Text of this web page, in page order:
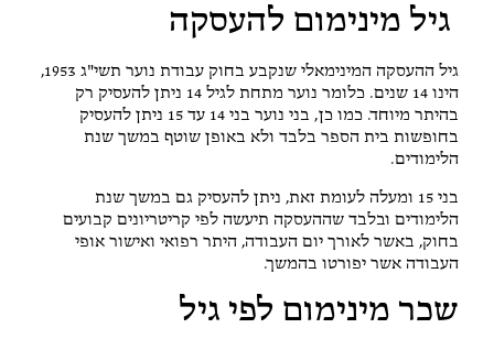
גיל מינימום להעסקה
גיל ההעסקה המינימאלי שנקבע בחוק עבודת נוער תשי"ג 1953,
הינו 14 שנים. כלומר נוער מתחת לגיל 14 ניתן להעסיק רק
בהיתר מיוחד. כמו כן, בני נוער בני 14 עד 15 ניתן להעסיק
בחופשות בית הספר בלבד ולא באופן שוטף במשך שנת
הלימודים.
בני 15 ומעלה לעומת זאת, ניתן להעסיק גם במשך שנת
הלימודים ובלבד שההעסקה תיעשה לפי קריטריונים קבועים
בחוק, באשר לאורך יום העבודה, היתר רפואי ואישור אופי
העבודה אשר יפורטו בהמשך.
שכר מינימום לפי גיל